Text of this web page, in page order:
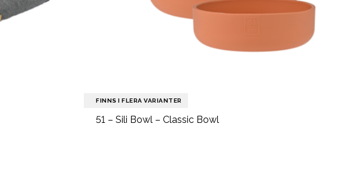
FINNS I FLERA VARIANTER
51 – Sili Bowl – Classic Bowl